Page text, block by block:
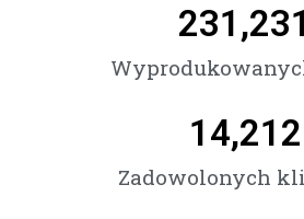
231,231
14,212
Zadowolonych